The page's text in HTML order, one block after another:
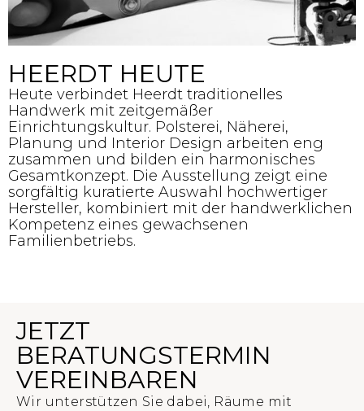
HEERDT HEUTE
Heute verbindet Heerdt traditionelles
Handwerk mit zeitgemäßer
Einrichtungskultur. Polsterei, Näherei,
Planung und Interior Design arbeiten eng
zusammen und bilden ein harmonisches
Gesamtkonzept. Die Ausstellung zeigt eine
sorgfältig kuratierte Auswahl hochwertiger
Hersteller, kombiniert mit der handwerklichen
Kompetenz eines gewachsenen
Familienbetriebs.
JETZT
BERATUNGSTERMIN
VEREINBAREN
Wir unterstützen Sie dabei, Räume mit